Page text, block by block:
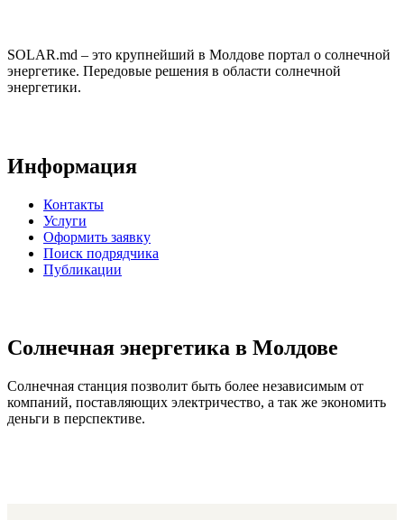
SOLAR.md – это крупнейший в Молдове портал о солнечной
энергетике. Передовые решения в области солнечной
энергетики.
Информация
Контакты
Услуги
Оформить заявку
Поиск подрядчика
Публикации
Солнечная энергетика в Молдове
Солнечная станция позволит быть более независимым от
компаний, поставляющих электричество, а так же экономить
деньги в перспективе.